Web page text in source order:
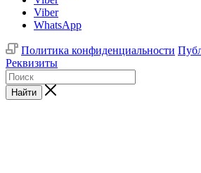
Viber
WhatsApp
Политика конфиденциальности
Реквизиты
Найти